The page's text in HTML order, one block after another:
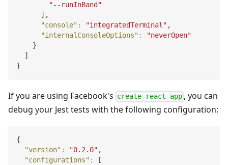
"--runInBand"
] ,
"console" : "integratedTerminal" ,
"internalConsoleOptions" :
"neverOpen"
}
]
}
If you are using Facebook's create-react-app , you can
debug your Jest tests with the following configuration:
{
"version" : "0.2.0" ,
"configurations" :
[